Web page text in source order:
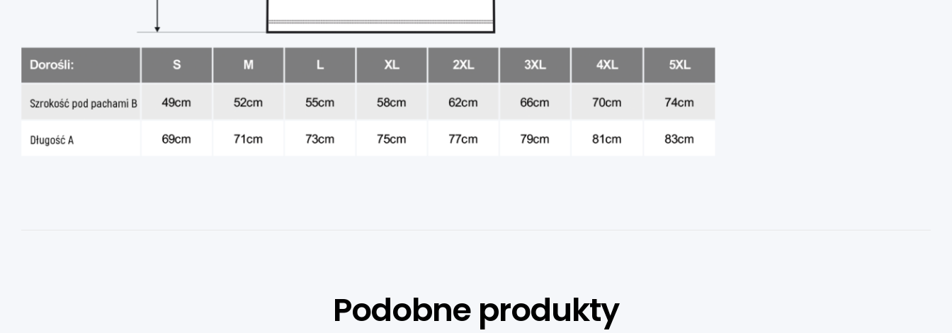
Podobne produkty